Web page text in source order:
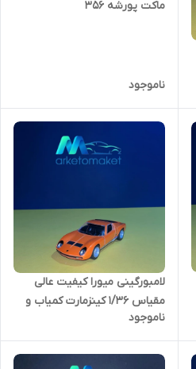
ماکت پورشه ۳۵۶
ناموجود
لامبورگینی میورا کیفیت عالی
مقیاس ۱/۳۶ کینزمارت کمیاب و
خاص.
ناموجود